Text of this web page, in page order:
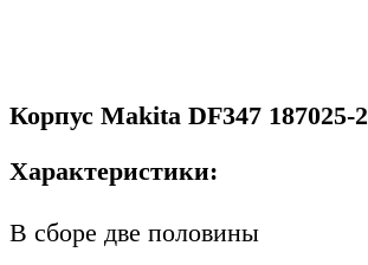
Корпус Makita DF347 187025-2
Характеристики:
В сборе две половины